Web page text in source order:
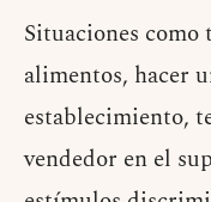
Situaciones como
alimentos, hacer
establecimiento,
vendedor en el